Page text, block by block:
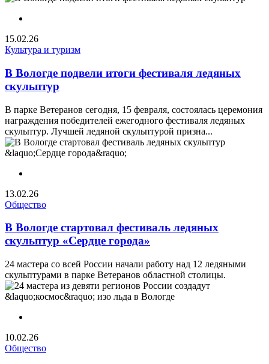
15.02.26
Культура и туризм
В Вологде подвели итоги фестиваля ледяных
скульптур
В парке Ветеранов сегодня, 15 февраля, состоялась церемония
награждения победителей ежегодного фестиваля ледяных
скульптур. Лучшей ледяной скульптурой призна...
13.02.26
Общество
В Вологде стартовал фестиваль ледяных
скульптур «Сердце города»
24 мастера со всей России начали работу над 12 ледяными
скульптурами в парке Ветеранов областной столицы.
10.02.26
Общество